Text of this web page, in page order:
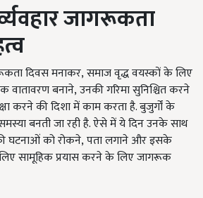
जागरूकता
दिवस मनाकर,समाज वृद्ध वयस्कों के लिए
वातावरण बनाने,उनकी गरिमा सुनिश्चित करने
करने की दिशा में काम करता है. बुजुर्गों के
बनती जा रही है. ऐसे में ये दिन उनके साथ
घटनाओं को रोकने,पता लगाने और इसके
लिए सामूहिक प्रयास करने के लिए जागरूक